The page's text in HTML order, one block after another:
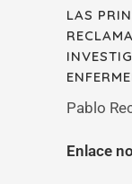
LAS
Pablo
Enlace